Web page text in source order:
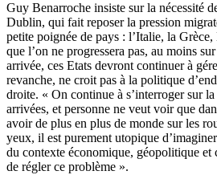
Guy Benarroche insiste sur la nécessité
Dublin, qui fait reposer la pression
petite poignée de pays : l’Italie, la
que l’on ne progressera pas, au moins
arrivée, ces Etats devront continuer à
revanche, ne croit pas à la politique
droite. « On continue à s’interroger sur
arrivées, et personne ne veut voir que
avoir de plus en plus de monde sur les
yeux, il est purement utopique
du contexte économique, géopolitique et
de régler ce problème ».